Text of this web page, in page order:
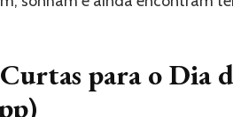
para o Dia